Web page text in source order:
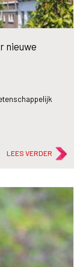
nieuwe
LEES VERDER